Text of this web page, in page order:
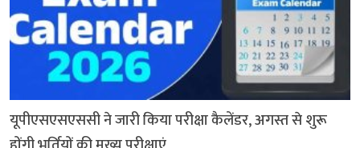
यूपीएसएसएससी ने जारी किया परीक्षा कैलेंडर, अगस्त से शुरू